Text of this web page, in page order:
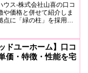
ウス-株式会社山喜の口コ
や価格と併せて紹介しま
に「緑の柱」を採用し
受賞するほどの注文住宅
店。分かりやすい
必見。
ドユーホーム】口コ
価・特徴・性能を宅